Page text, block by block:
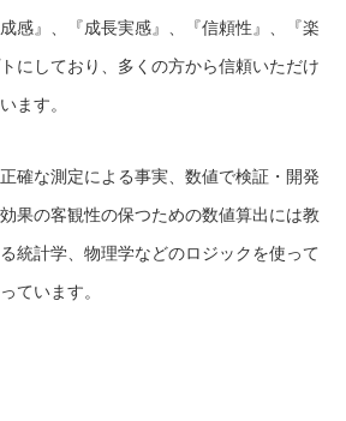
感』、『成長実感』、『信頼性』、『楽
にしており、多くの方から信頼いただけ
ます。
確な測定による事実、数値で検証・開発
果の客観性の保つための数値算出には教
統計学、物理学などのロジックを使って
ています。